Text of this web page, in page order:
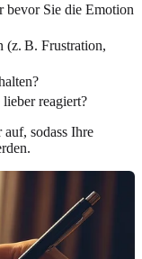
bevor Sie die Emotion
(z. B. Frustration,
reagiert?
sodass Ihre